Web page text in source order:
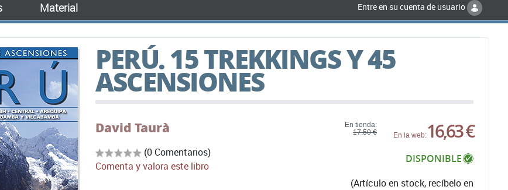
Material Entre en su cuenta de usuario
PERÚ. 15 TREKKINGS Y 45
ASCENSIONES
David Taurà
(0 Comentarios)
Comenta y valora este libro
En tienda:
17,50 €
En la web:16,63 €
DISPONIBLE
(Artículo en stock, recíbelo en